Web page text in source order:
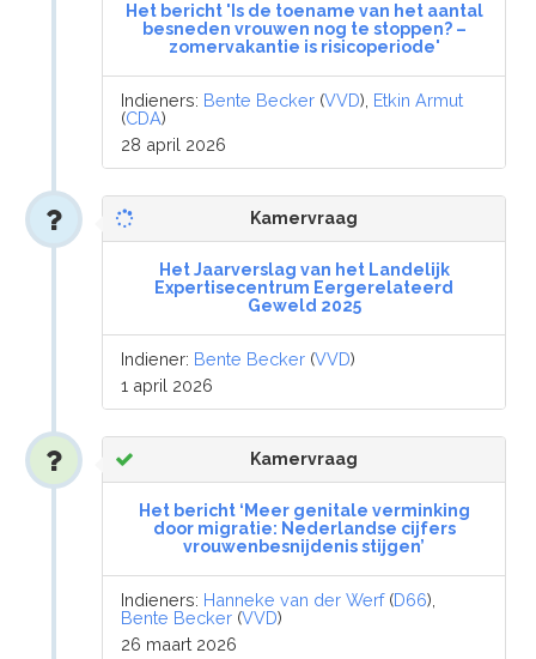
Het bericht 'Is de toename van het aantal
besneden vrouwen nog te stoppen? –
zomervakantie is risicoperiode'
Indieners: Bente Becker (VVD), Etkin Armut
(CDA)
28 april 2026
Kamervraag
Het Jaarverslag van het Landelijk
Expertisecentrum Eergerelateerd
Geweld 2025
Indiener: Bente Becker (VVD)
1 april 2026
Kamervraag
Het bericht ‘Meer genitale verminking
door migratie: Nederlandse cijfers
vrouwenbesnijdenis stijgen’
Indieners: Hanneke van der Werf(D66),
Bente Becker (VVD)
26 maart 2026